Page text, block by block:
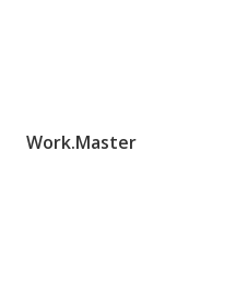
Work.Master